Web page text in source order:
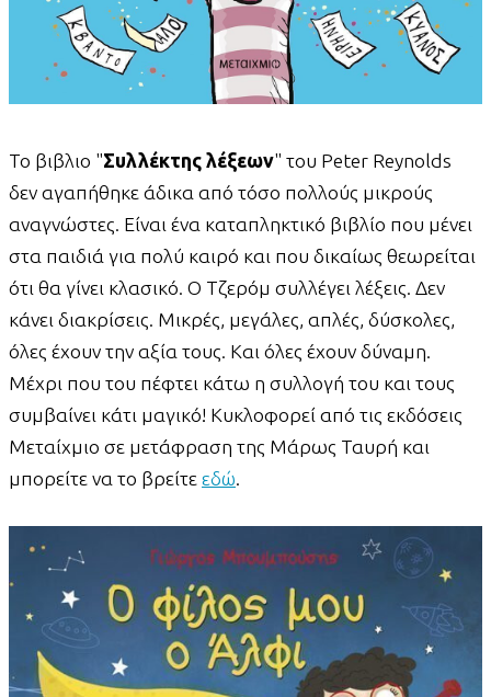
Το βιβλιο "Συλλέκτης λέξεων" του Peter Reynolds
δεν αγαπήθηκε άδικα από τόσο πολλούς μικρούς
αναγνώστες. Είναι ένα καταπληκτικό βιβλίο που μένει
στα παιδιά για πολύ καιρό και που δικαίως θεωρείται
ότι θα γίνει κλασικό. Ο Τζερόμ συλλέγει λέξεις. Δεν
κάνει διακρίσεις. Μικρές, μεγάλες, απλές, δύσκολες,
όλες έχουν την αξία τους. Και όλες έχουν δύναμη.
Μέχρι που του πέφτει κάτω η συλλογή του και τους
συμβαίνει κάτι μαγικό! Κυκλοφορεί από τις εκδόσεις
Μεταίχμιο σε μετάφραση της Μάρως Ταυρή και
μπορείτε να το βρείτε εδώ.